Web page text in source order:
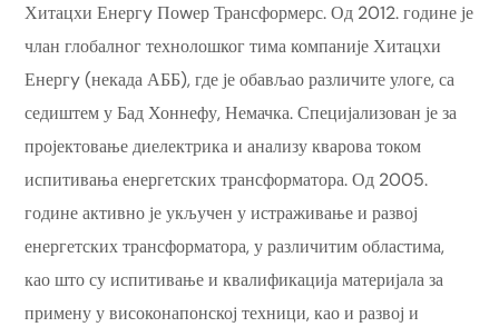
Хитацхи Енергy Поwер Трансформерс. Од 2012. године је
члан глобалног технолошког тима компаније Хитацхи
Енергy (некада АББ), где је обављао различите улоге, са
седиштем у Бад Хоннефу, Немачка. Специјализован је за
пројектовање диелектрика и анализу кварова током
испитивања енергетских трансформатора. Од 2005.
године активно је укључен у истраживање и развој
енергетских трансформатора, у различитим областима,
као што су испитивање и квалификација материјала за
примену у високонапонској техници, као и развој и